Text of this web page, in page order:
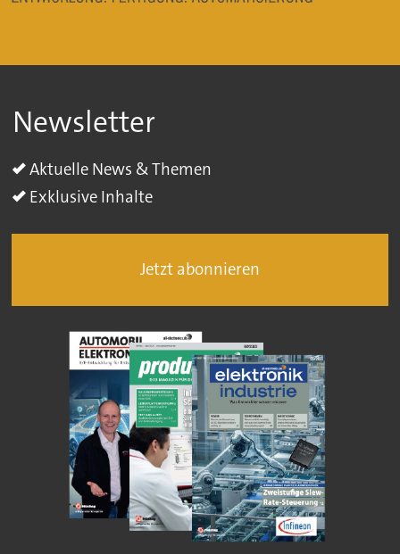
Newsletter
Aktuelle News & Themen
Exklusive Inhalte
Jetzt abonnieren